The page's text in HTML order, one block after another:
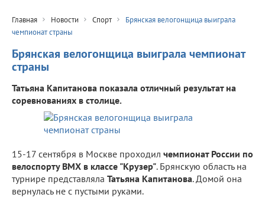
Главная Новости Спорт
Брянская велогонщица выиграла
чемпионат страны
Брянская велогонщица выиграла чемпионат
страны
Татьяна Капитанова показала отличный результат на
соревнованиях в столице.
15-17 сентября в Москве проходил чемпионат России по
велоспорту ВМХ в классе "Крузер". Брянскую область на
турнире представляла Татьяна Капитанова. Домой она
вернулась не с пустыми руками.